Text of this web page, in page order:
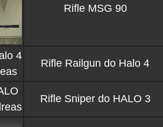
Rifle MSG 90
Rifle Railgun do Halo 4
Rifle Sniper do HALO 3